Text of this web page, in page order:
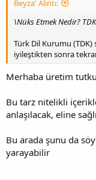
Beyza' Alıntı:
\Nüks Etmek Nedir?
Türk Dil Kurumu
iyileştikten sonra
Merhaba üretim
Bu tarz nitelikli
anlaşılacak, eline
Bu arada şunu da
yarayabilir